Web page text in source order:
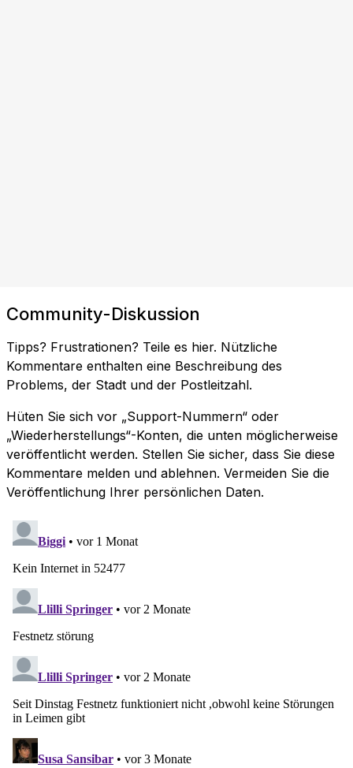
Community-Diskussion
Tipps? Frustrationen? Teile es hier. Nützliche
Kommentare enthalten eine Beschreibung des
Problems, der Stadt und der Postleitzahl.
Hüten Sie sich vor „Support-Nummern“ oder
„Wiederherstellungs“-Konten, die unten möglicherweise
veröffentlicht werden. Stellen Sie sicher, dass Sie diese
Kommentare melden und ablehnen. Vermeiden Sie die
Veröffentlichung Ihrer persönlichen Daten.